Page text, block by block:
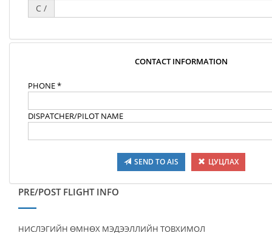
C /
CONTACT INFORMATION
PHONE *
DISPATCHER/PILOT NAME
SEND TO AIS ЦУЦЛАХ
PRE/POST FLIGHT INFO
НИСЛЭГИЙН ӨМНӨХ МЭДЭЭЛЛИЙН ТОВХИМОЛ